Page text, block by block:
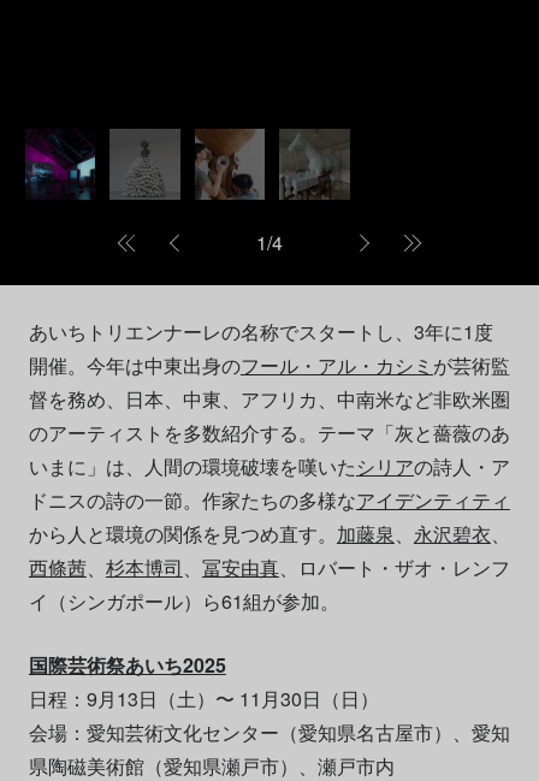
1/4
あいちトリエンナーレの名称でスタートし、3年に1度
開催。今年は中東出身のフール・アル・カシミ が芸術監
督を務め、日本、中東、アフリカ、中南米など非欧米圏
のアーティストを多数紹介する。テーマ「灰と薔薇のあ
いまに」は、人間の環境破壊を嘆いたシリアの詩人・ア
ドニスの詩の一節。作家たちの多様なアイデンティティ
から人と環境の関係を見つめ直す。 加藤泉、 永沢碧衣、
西條茜、 杉本博司、 冨安由真、ロバート・ザオ・レンフ
イ（シンガポール）ら61組が参加。
国際芸術祭あいち2025
日程：9月13日（土）〜 11月30日（日）
会場：愛知芸術文化センター（愛知県名古屋市）、愛知
県陶磁美術館（愛知県瀬戸市）、瀬戸市内